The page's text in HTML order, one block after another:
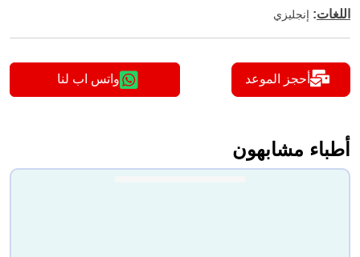
اللغات: إنجليزي
أحجز الموعد واتس اب لنا
أطباء مشابهون